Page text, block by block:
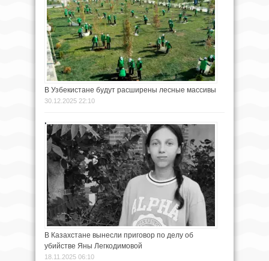
В Узбекистане будут расширены лесные массивы
30.12.2025 22:10
В Казахстане вынесли приговор по делу об
убийстве Яны Легкодимовой
18.11.2025 06:10